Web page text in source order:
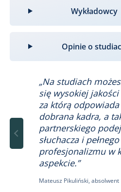
Wykładowcy
Opinie o
„Na studiach
się wysokiej jakości
za którą
dobrana kadra, a
partnerskiego
słuchacza i pełnego
profesjonalizmu w
aspekcie.”
Mateusz Pikuliński,